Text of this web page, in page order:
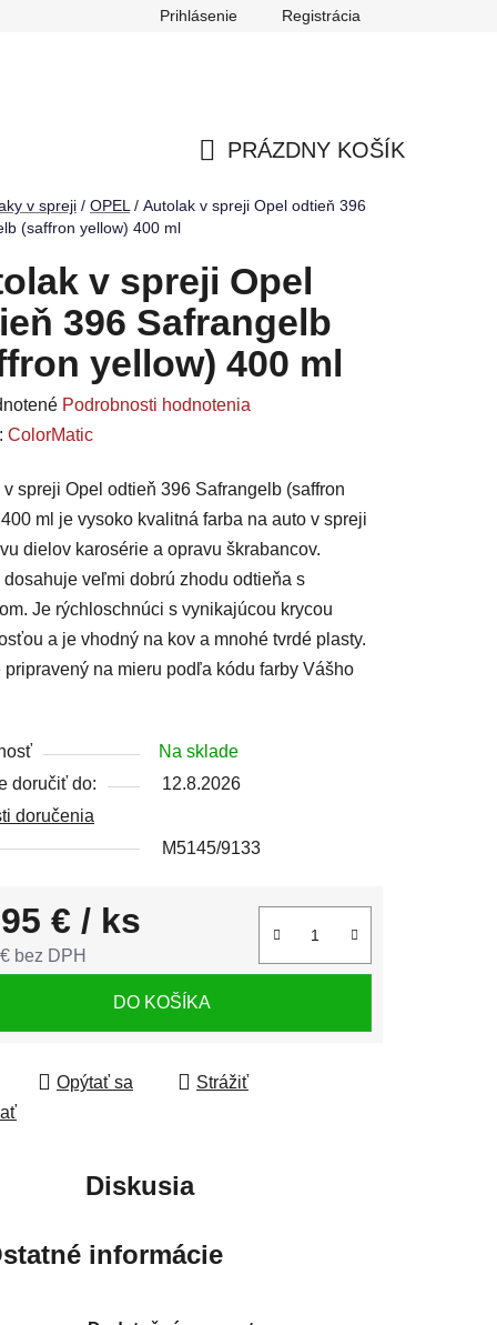
Reklamačný poriadok Odstúpenie od zmluvy
Prihlásenie Registrácia
PRÁZDNY KOŠÍK
v spreji / OPEL / Autolak v spreji Opel odtieň 396
(saffron yellow) 400 ml
v spreji Opel
396 Safrangelb
yellow) 400 ml
Podrobnosti hodnotenia
ColorMatic
spreji Opel odtieň 396 Safrangelb (saffron
ml je vysoko kvalitná farba na auto v spreji
dielov karosérie a opravu škrabancov.
dosahuje veľmi dobrú zhodu odtieňa s
Je rýchloschnúci s vynikajúcou krycou
a je vhodný na kov a mnohé tvrdé plasty.
pripravený na mieru podľa kódu farby Vášho
Na sklade
doručiť do:
12.8.2026
doručenia
M5145/9133
€ / ks
bez DPH
DO KOŠÍKA
Opýtať sa
Strážiť
Diskusia
informácie